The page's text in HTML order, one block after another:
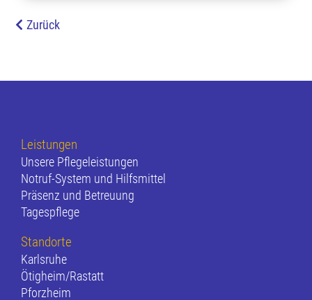
Zurück
Leistungen
Unsere Pflegeleistungen
Notruf-System und Hilfsmittel
Präsenz und Betreuung
Tagespflege
Standorte
Karlsruhe
Ötigheim/Rastatt
Pforzheim